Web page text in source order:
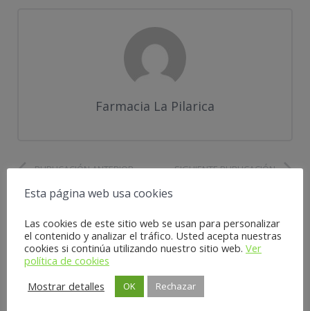
Farmacia La Pilarica
PUBLICACIÓN ANTERIOR SIGUIENTE PUBLICACIÓN
Deja una respuesta
Tu dirección de correo electrónico no será publicada.Los campos
Esta página web usa cookies
Las cookies de este sitio web se usan para personalizar
el contenido y analizar el tráfico. Usted acepta nuestras
cookies si continúa utilizando nuestro sitio web. Ver
política de cookies
Mostrar detalles
OK Rechazar